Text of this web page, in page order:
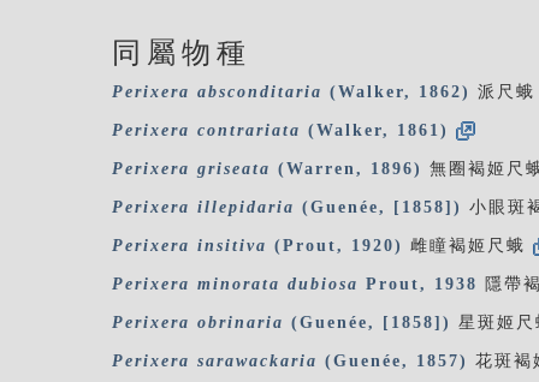
同屬物種
Perixera absconditaria (Walker, 1862) 派尺蛾
Perixera contrariata (Walker, 1861)
Perixera griseata (Warren, 1896) 無圈褐姬尺
Perixera illepidaria (Guenée, [1858]) 小眼斑
Perixera insitiva (Prout, 1920) 雌瞳褐姬尺蛾
Perixera minorata dubiosa Prout, 1938 隱帶
Perixera obrinaria (Guenée, [1858]) 星斑姬尺
Perixera sarawackaria (Guenée, 1857) 花斑褐